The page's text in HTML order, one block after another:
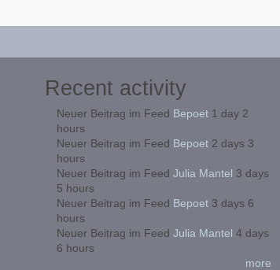
Recent activity
Neuer Beitrag im Feed Bepoet1 day 2
hours
Neuer Beitrag im Feed Bepoet2 days 3
hours
Neuer Beitrag im Feed Julia Mantel 3 days
5 hours
Neuer Beitrag im Feed Bepoet3 days 6
hours
Neuer Beitrag im Feed Julia Mantel 4 days
6 hours
more